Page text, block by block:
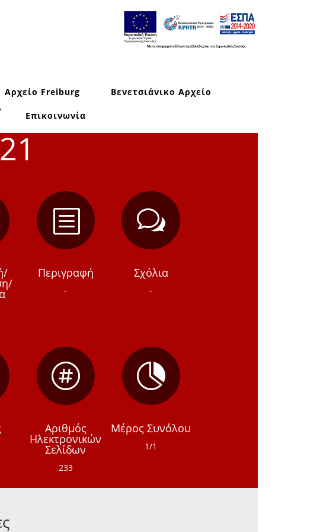
Αρχείο Freiburg Βενετσιάνικο Αρχείο
Επικοινωνία
b
Περιγραφή
-
w
Σχόλια
-

Αριθμός
Ηλεκτρονικών
Σελίδων
233

Μέρος Συνόλου
1/1